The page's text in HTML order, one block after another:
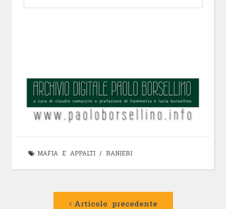
MAFIA E APPALTI/ RANIERI
Navigazione
Articolo precedente
Articolo